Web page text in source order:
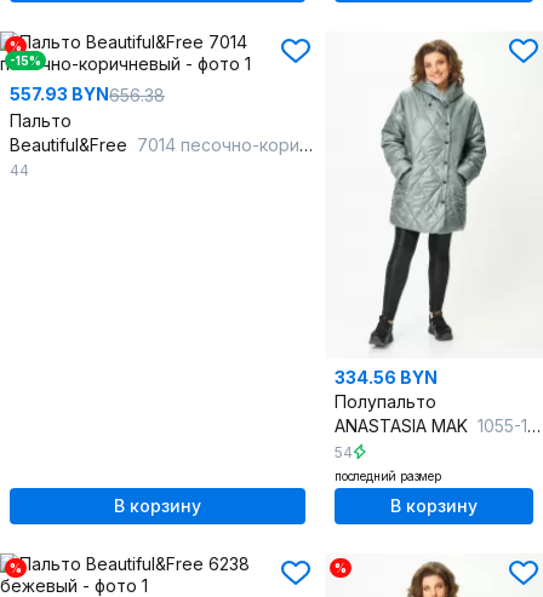
%
-15%
557.93 BYN656.38
Пальто
Beautiful&Free 7014 песочно-коричневый
44
В корзину
334.56 BYN
Полупальто
ANASTASIA MAK 1055-1 мох
54
последний размер
В корзину
% %